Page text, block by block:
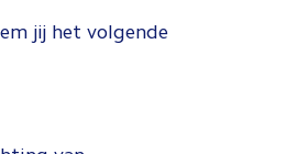
jij het volgende